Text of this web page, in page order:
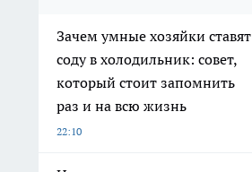
Зачем умные хозяйки ставят
соду в холодильник: совет,
который стоит запомнить
раз и на всю жизнь
22:10